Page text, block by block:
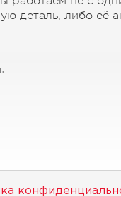
деталь, либо её